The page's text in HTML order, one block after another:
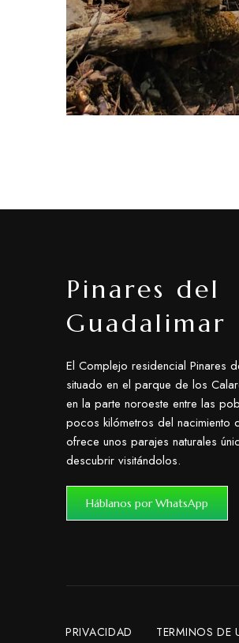
Pinares del
Guadalimar
El Complejo residencial Pinares
situado en el parque de los
en la parte noroeste entre las
pocos kilómetros del nacimiento
ofrece unos parajes naturales
descubrir visitándolos.
Háblanos por WhatsApp
PRIVACIDAD TERMINOS DE